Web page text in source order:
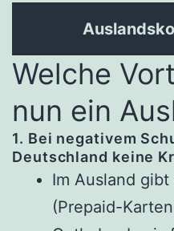
Welche
nun ein
1. Bei negativem
Deutschland keine
Im Ausland
(Prepaid-